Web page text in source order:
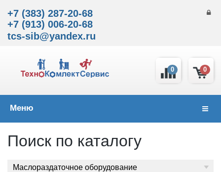
+7 (383) 287-20-68
+7 (913) 006-20-68
tcs-sib@yandex.ru
0
0
Меню
Поиск по каталогу
Маслораздаточное оборудование